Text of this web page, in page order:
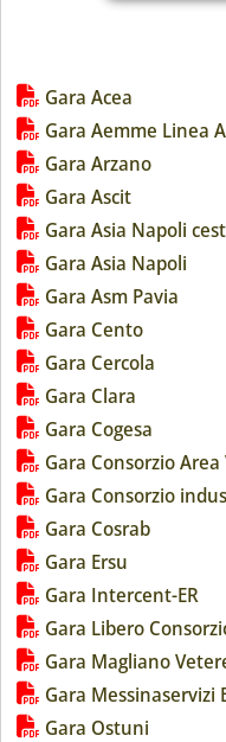
Lista allegati PDF
Gara Acea
Gara Aemme Linea
Gara Arzano
Gara Ascit
Gara Asia Napoli
Gara Asia Napoli
Gara Asm Pavia
Gara Cento
Gara Cercola
Gara Clara
Gara Cogesa
Gara Consorzio
Gara Consorzio
Gara Cosrab
Gara Ersu
Gara Intercent-ER
Gara Libero
Gara Magliano
Gara Messinaservizi
Gara Ostuni